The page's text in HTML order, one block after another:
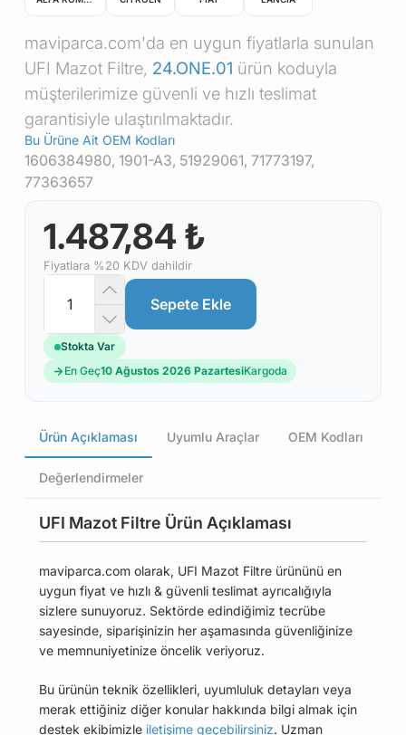
maviparca.com'da en uygun fiyatlarla sunulan
UFI Mazot Filtre, 24.ONE.01 ürün koduyla
müşterilerimize güvenli ve hızlı teslimat
garantisiyle ulaştırılmaktadır.
Bu Ürüne Ait OEM Kodları
1606384980, 1901-A3, 51929061, 71773197,
77363657
1.487,84 ₺
Fiyatlara %20 KDV dahildir
Sepete Ekle
Stokta Var
En Geç10 Ağustos 2026 PazartesiKargoda
Ürün Açıklaması Uyumlu Araçlar OEM Kodları
Değerlendirmeler
UFI Mazot Filtre Ürün Açıklaması
maviparca.com olarak, UFI Mazot Filtre ürününü en
uygun fiyat ve hızlı & güvenli teslimat ayrıcalığıyla
sizlere sunuyoruz. Sektörde edindiğimiz tecrübe
sayesinde, siparişinizin her aşamasında güvenliğinize
ve memnuniyetinize öncelik veriyoruz.
Bu ürünün teknik özellikleri, uyumluluk detayları veya
merak ettiğiniz diğer konular hakkında bilgi almak için
destek ekibimizle iletişime geçebilirsiniz. Uzman